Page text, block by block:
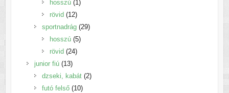
termék
hosszú 11
rövid 1212
termék
sportnadrág 2929
hosszú 55
rövid 2424
junior fiú 1313
termék
dzseki, kabát 22
futó felső 1010